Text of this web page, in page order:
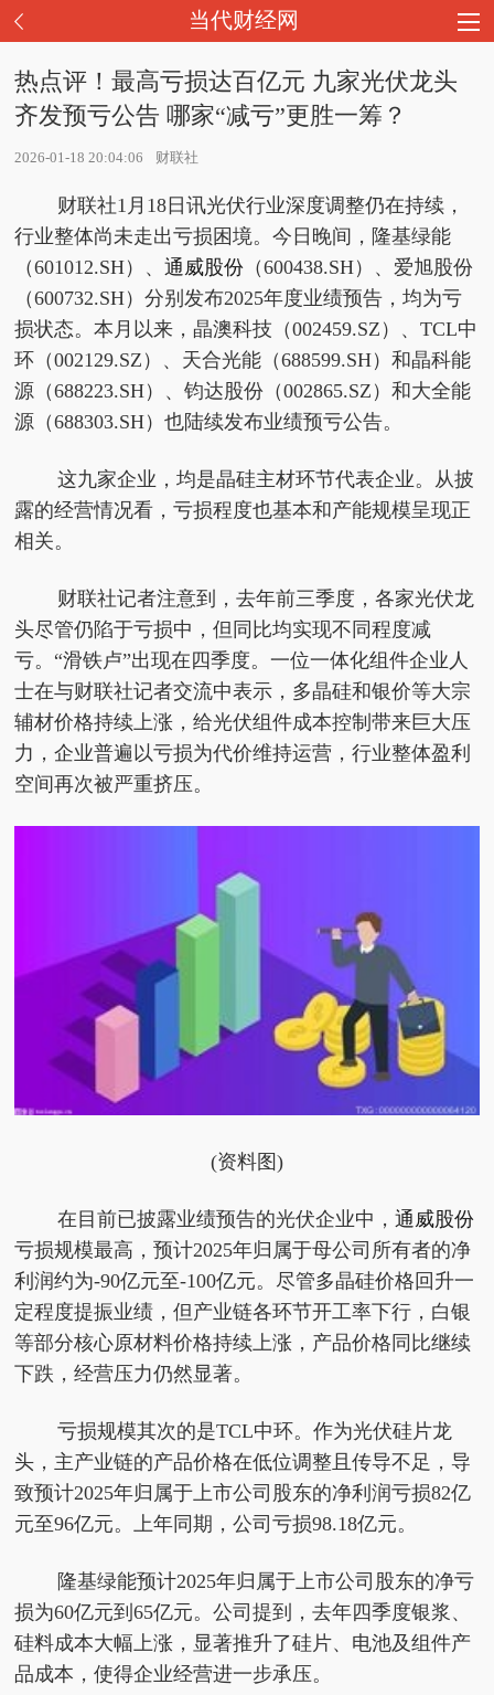
当代财经网
热点评！最高亏损达百亿元 九家光伏龙头
齐发预亏公告 哪家“减亏”更胜一筹？
2026-01-18 20:04:06 财联社
财联社1月18日讯光伏行业深度调整仍在持续，
行业整体尚未走出亏损困境。今日晚间，隆基绿能
（601012.SH）、通威股份 （600438.SH）、爱旭股份
（600732.SH）分别发布2025年度业绩预告，均为亏
损状态。本月以来，晶澳科技（002459.SZ）、TCL中
环（002129.SZ）、天合光能（688599.SH）和晶科能
源（688223.SH）、钧达股份（002865.SZ）和大全能
源（688303.SH）也陆续发布业绩预亏公告。
这九家企业，均是晶硅主材环节代表企业。从披
露的经营情况看，亏损程度也基本和产能规模呈现正
相关。
财联社记者注意到，去年前三季度，各家光伏龙
头尽管仍陷于亏损中，但同比均实现不同程度减
亏。“滑铁卢”出现在四季度。一位一体化组件企业人
士在与财联社记者交流中表示，多晶硅和银价等大宗
辅材价格持续上涨，给光伏组件成本控制带来巨大压
力，企业普遍以亏损为代价维持运营，行业整体盈利
空间再次被严重挤压。
(资料图)
在目前已披露业绩预告的光伏企业中， 通威股份
亏损规模最高，预计2025年归属于母公司所有者的净
利润约为-90亿元至-100亿元。尽管多晶硅价格回升一
定程度提振业绩，但产业链各环节开工率下行，白银
等部分核心原材料价格持续上涨，产品价格同比继续
下跌，经营压力仍然显著。
亏损规模其次的是TCL中环。作为光伏硅片龙
头，主产业链的产品价格在低位调整且传导不足，导
致预计2025年归属于上市公司股东的净利润亏损82亿
元至96亿元。上年同期，公司亏损98.18亿元。
隆基绿能预计2025年归属于上市公司股东的净亏
损为60亿元到65亿元。公司提到，去年四季度银浆、
硅料成本大幅上涨，显著推升了硅片、电池及组件产
品成本，使得企业经营进一步承压。